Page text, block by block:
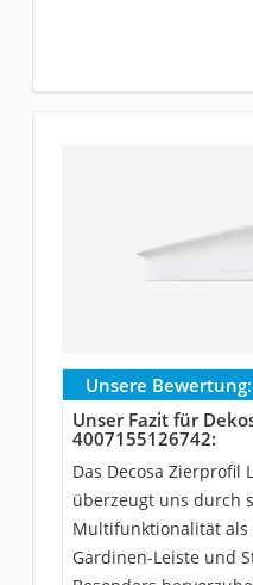
Unsere Bewertung:
Unser Fazit für
4007155126742:
Das Decosa Zierprofil
überzeugt uns durch
Multifunktionalität als
Gardinen-Leiste und